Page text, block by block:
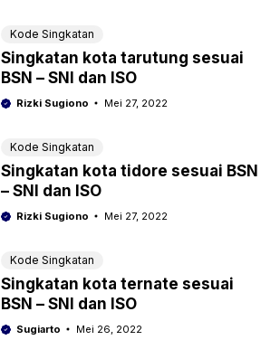
Kode Singkatan
Singkatan kota tarutung sesuai
BSN – SNI dan ISO
Rizki Sugiono Mei 27, 2022
Kode Singkatan
Singkatan kota tidore sesuai BSN
– SNI dan ISO
Rizki Sugiono Mei 27, 2022
Kode Singkatan
Singkatan kota ternate sesuai
BSN – SNI dan ISO
Sugiarto Mei 26, 2022